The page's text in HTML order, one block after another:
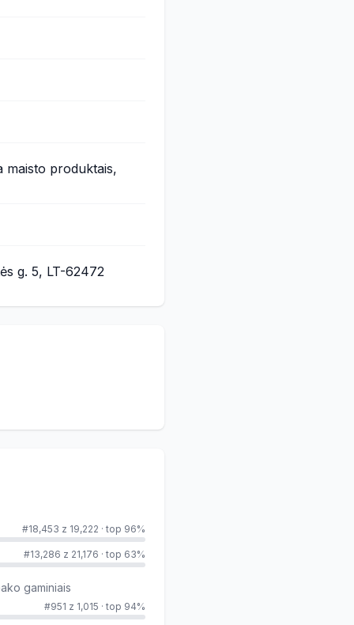
maisto produktais,
g. 5, LT-62472
#18,453 z 19,222 · top 96%
#13,286 z 21,176 · top 63%
gaminiais
#951 z 1,015 · top 94%